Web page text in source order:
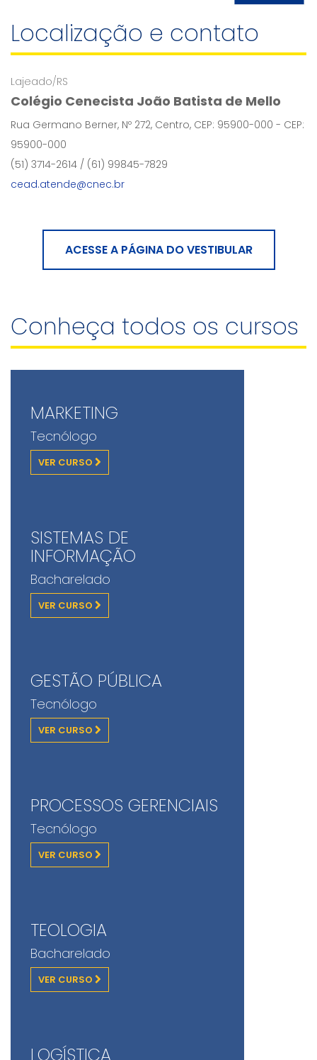
Localização e contato
Lajeado/RS
Colégio Cenecista João Batista de Mello
Rua Germano Berner, Nº 272, Centro, CEP: 95900-000 - CEP:
95900-000
(51) 3714-2614 / (61) 99845-7829
cead.atende@cnec.br
ACESSE A PÁGINA DO VESTIBULAR
Conheça todos os cursos
MARKETING
Tecnólogo
VER CURSO
SISTEMAS DE
INFORMAÇÃO
Bacharelado
VER CURSO
GESTÃO PÚBLICA
Tecnólogo
VER CURSO
PROCESSOS GERENCIAIS
Tecnólogo
VER CURSO
TEOLOGIA
Bacharelado
VER CURSO
LOGÍSTICA